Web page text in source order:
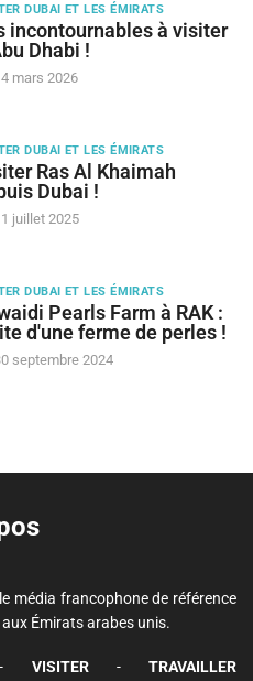
DUBAI ET LES ÉMIRATS
incontournables à visiter
Dhabi !
mars 2026
DUBAI ET LES ÉMIRATS
Ras Al Khaimah
Dubai !
juillet 2025
DUBAI ET LES ÉMIRATS
Pearls Farm à RAK :
d'une ferme de perles !
septembre 2024
média francophone de référence
Émirats arabes unis.
- VISITER - TRAVAILLER